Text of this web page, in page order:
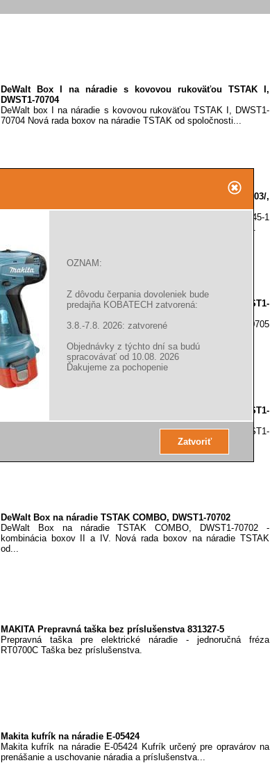
OZNAM:
Z dôvodu čerpania dovoleniek bude
predajňa KOBATECH zatvorená:
3.8.-7.8. 2026: zatvorené
Objednávky z týchto dní sa budú
spracovávať od 10.08. 2026
Ďakujeme za pochopenie
DeWalt Box I na náradie s kovovou rukoväťou TSTAK I,
DWST1-70704
DeWalt box I na náradie s kovovou rukoväťou TSTAK I, DWST1-
70704 Nová rada boxov na náradie TSTAK od spoločnosti...
DeWalt Box II na náradie 2 rukoväte TSTAK II, /DWST1-70703/,
DeWalt Box II na náradie 2 rukoväte TSTAK II, DWST83345-1
DeWalt Box III na náradie so zásuvkou TSTAK III, DWST1-
70705
DeWalt Box III na náradie so zásuvkou TSTAK III, DWST1-70705
Nová rada boxov TSTAK od spoločnosti DeWalt je...
DeWalt Box IV na náradie s 2 zásuvkami TSTAK IV, DWST1-
70706
DeWalt Box IV na náradie s 2 zásuvkami TSTAK IV, DWST1-
70706 Nová rada boxov TSTAK od spoločnosti DeWalt je...
DeWalt Box na náradie TSTAK COMBO, DWST1-70702
DeWalt Box na náradie TSTAK COMBO, DWST1-70702 -
kombinácia boxov II a IV. Nová rada boxov na náradie TSTAK
od...
MAKITA Prepravná taška bez príslušenstva 831327-5
Prepravná taška pre elektrické náradie - jednoručná fréza
RT0700C Taška bez príslušenstva.
Makita kufrík na náradie E-05424
Makita kufrík na náradie E-05424 Kufrík určený pre opravárov na
prenášanie a uschovanie náradia a príslušenstva...